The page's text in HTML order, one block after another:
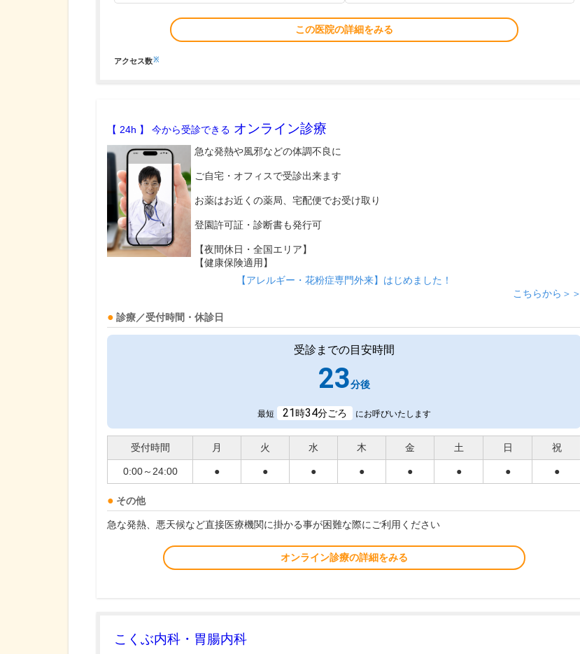
この医院の詳細をみる
アクセス数※
【 24h 】 今から受診できる オンライン診療
急な発熱や風邪などの体調不良に
ご自宅・オフィスで受診出来ます
お薬はお近くの薬局、宅配便でお受け取り
登園許可証・診断書も発行可
【夜間休日・全国エリア】
【健康保険適用】
【アレルギー・花粉症専門外来】はじめました！
こちらから＞＞
診療／受付時間・休診日
受診までの目安時間
23分後
最短 21時34分ごろ にお呼びいたします
受付時間 月 火 水 木 金 土 日 祝
0:00～24:00 ● ● ● ● ● ● ● ●
その他
急な発熱、悪天候など直接医療機関に掛かる事が困難な際にご利用ください
オンライン診療の詳細をみる
こくぶ内科・胃腸内科